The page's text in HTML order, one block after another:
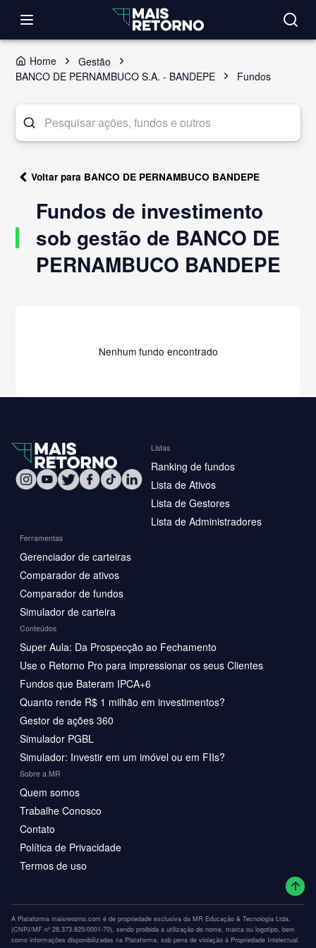
Home
Gestão
BANCO DE PERNAMBUCO S.A. - BANDEPE
Fundos
Voltar para BANCO DE PERNAMBUCO BANDEPE
Fundos de investimento
sob gestão de BANCO DE
PERNAMBUCO BANDEPE
Nenhum fundo encontrado
Listas
Ranking de fundos
Lista de Ativos
Lista de Gestores
Lista de Administradores
Ferramentas
Gerenciador de carteiras
Comparador de ativos
Comparador de fundos
Simulador de carteira
Conteúdos
Super Aula: Da Prospecção ao Fechamento
Use o Retorno Pro para impressionar os seus Clientes
Fundos que Bateram IPCA+6
Quanto rende R$ 1 milhão em investimentos?
Gestor de ações 360
Simulador PGBL
Simulador: Investir em um imóvel ou em FIIs?
Sobre a MR
Quem somos
Trabalhe Conosco
Contato
Política de Privacidade
Termos de uso
A Plataforma maisretorno.com é de propriedade exclusiva da MR Educação & Tecnologia Ltda.
(CNPJ/MF nº 28.373.825/0001-70), sendo proibida a utilização do nome, marca ou logotipo, bem
como informações disponibilizadas na Plataforma, sob pena de violação à Propriedade Intelectual.